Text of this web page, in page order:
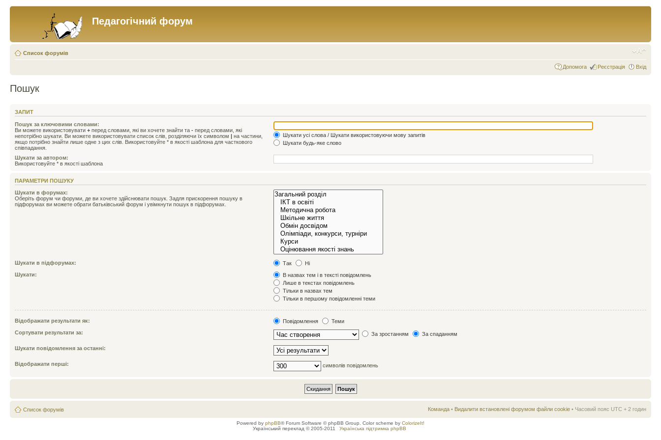
Педагогічний форум
Список форумів
Допомога Реєстрація Вхід
Пошук
ЗАПИТ
Пошук за ключовими словами:
Ви можете використовувати + перед словами, які ви хочете знайти та - перед словами, які
непотрібно шукати. Ви можете використовувати список слів, розділяючи їх символом | на частини,
якщо потрібно знайти лише одне з цих слів. Використовуйте * в якості шаблона для часткового
співпадання.
Шукати усі слова / Шукати використовуючи мову запитів
Шукати будь-яке слово
Шукати за автором:
Використовуйте * в якості шаблона
ПАРАМЕТРИ ПОШУКУ
Шукати в форумах:
Оберіть форум чи форуми, де ви хочете здійснювати пошук. Задля прискорення пошуку в
підфорумах ви можете обрати батьківський форум і увімкнути пошук в підфорумах.
Шукати в підфорумах: Так
Ні
Шукати:
В назвах тем і в тексті повідомлень
Лише в текстах повідомлень
Тільки в назвах тем
Тільки в першому повідомленні теми
Відображати результати як: Повідомлення
Теми
Сортувати результати за:
За зростанням За спаданням
Шукати повідомлення за останні:
Відображати перші: символів повідомлень
Список форумів Команда • Видалити встановлені форумом файли cookie • Часовий пояс UTC + 2 годин
Powered by phpBB® Forum Software © phpBB Group. Color scheme by ColorizeIt!
Український переклад © 2005-2011
Українська підтримка phpBB